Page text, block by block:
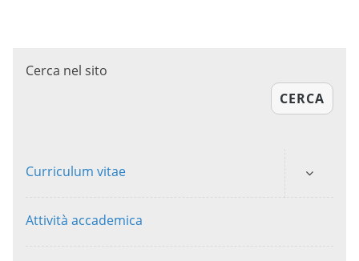
Cerca nel sito
CERCA
Curriculum vitae
Attività accademica